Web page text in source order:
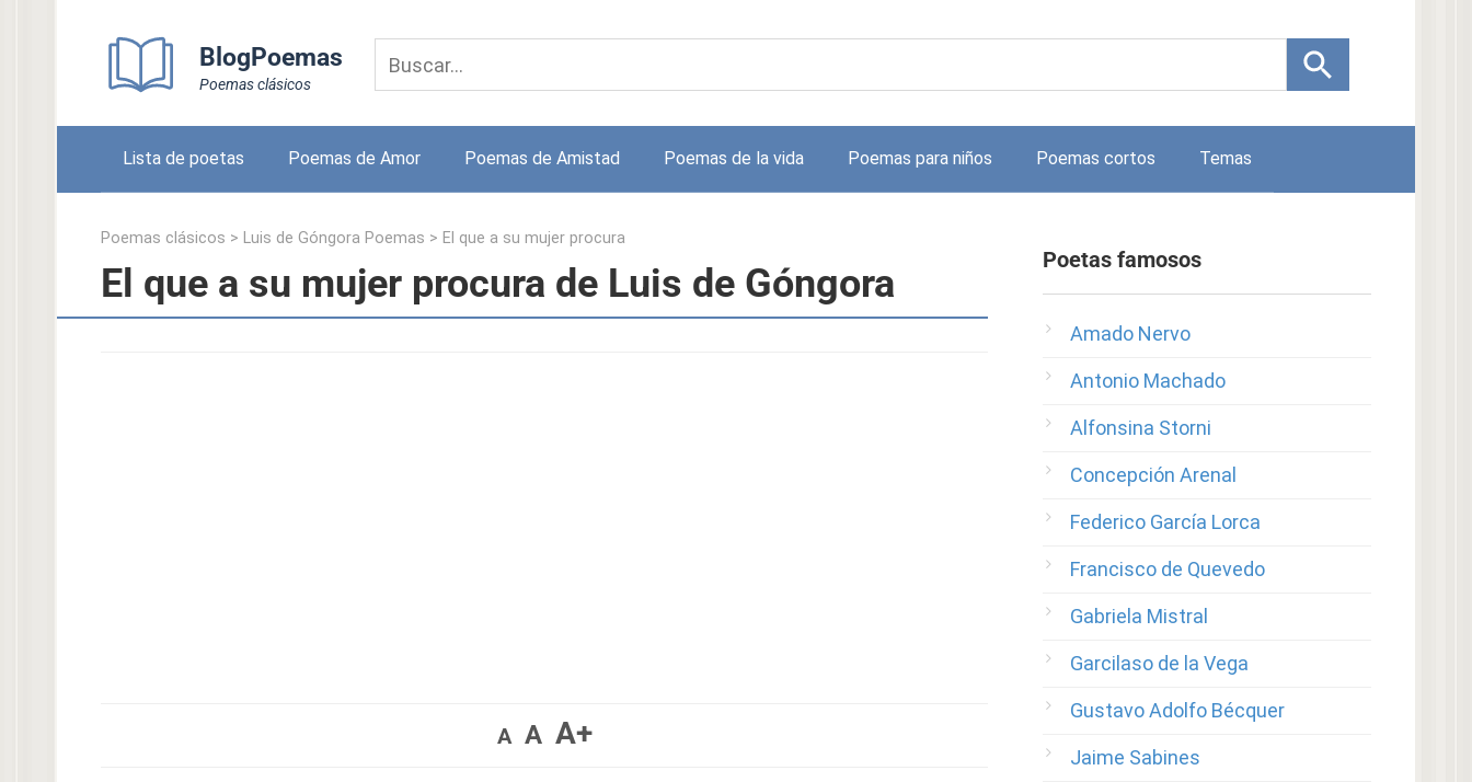
BlogPoemas
Poemas clásicos
Lista de poetas Poemas de Amor Poemas de Amistad Poemas de la vida Poemas para niños Poemas cortos Temas
Poemas clásicos > Luis de Góngora Poemas > El que a su mujer procura
El que a su mujer procura de Luis de Góngora
A A A+
Poetas famosos
Amado Nervo
Antonio Machado
Alfonsina Storni
Concepción Arenal
Federico García Lorca
Francisco de Quevedo
Gabriela Mistral
Garcilaso de la Vega
Gustavo Adolfo Bécquer
Jaime Sabines